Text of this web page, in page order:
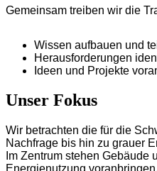
Gemeinsam treiben wir die
Wissen aufbauen und
Herausforderungen
Ideen und Projekte
Unser Fokus
Wir betrachten die für die
Nachfrage bis hin zu grauer
Im Zentrum stehen